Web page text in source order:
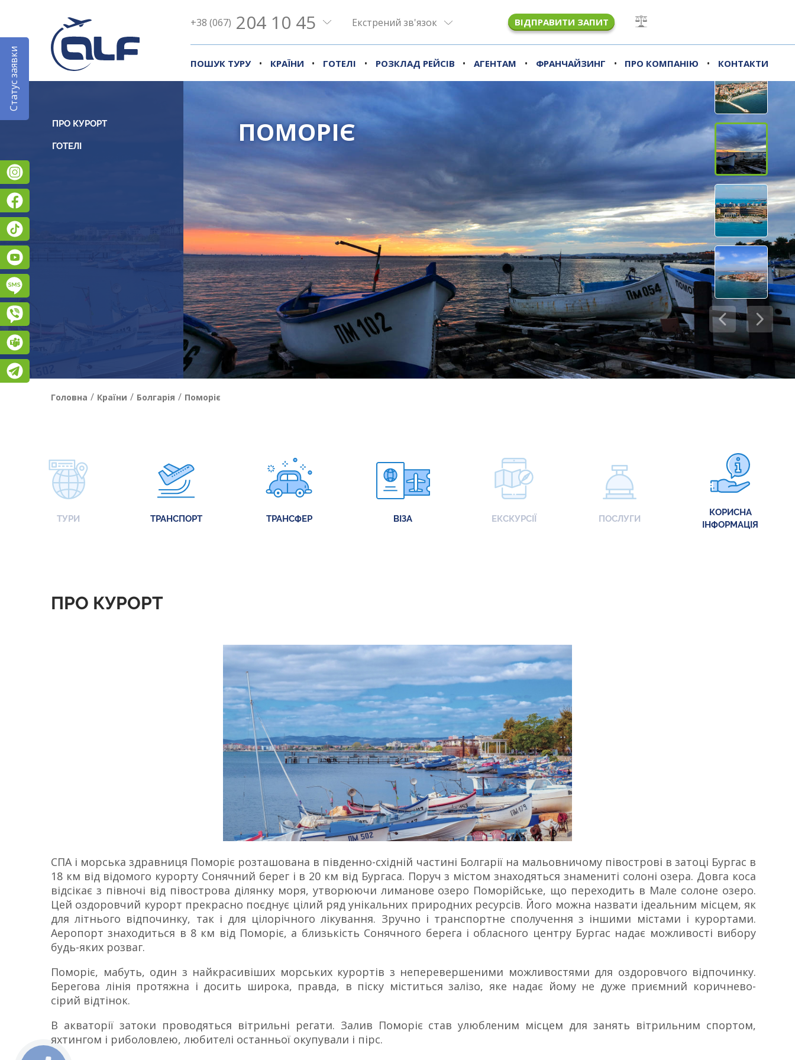
+38 (067) 204 10 45 Екстрений зв'язок ВІДПРАВИТИ ЗАПИТ
ПОШУК ТУРУ • КРАЇНИ • ГОТЕЛІ • РОЗКЛАД РЕЙСІВ • АГЕНТАМ • ФРАНЧАЙЗИНГ • ПРО КОМПАНІЮ • КОНТАКТИ
Статус заявки
ПОМОРІЄ
ПРО КУРОРТ
Головна / Країни / Болгарія / Поморіє
ТУРИ ТРАНСПОРТ ТРАНСФЕР ВІЗА ЕКСКУРСІЇ ПОСЛУГИ
КОРИСНА
ІНФОРМАЦІЯ
ПРО КУРОРТ
СПА і морська здравниця Поморіє розташована в південно-східній частині Болгарії на мальовничому півострові в затоці Бургас в
18 км від відомого курорту Сонячний берег і в 20 км від Бургаса. Поруч з містом знаходяться знамениті солоні озера. Довга коса
відсікає з півночі від півострова ділянку моря, утворюючи лиманове озеро Поморійське, що переходить в Мале солоне озеро.
Цей оздоровчий курорт прекрасно поєднує цілий ряд унікальних природних ресурсів. Його можна назвати ідеальним місцем, як
для літнього відпочинку, так і для цілорічного лікування. Зручно і транспортне сполучення з іншими містами і курортами.
Аеропорт знаходиться в 8 км від Поморіє, а близькість Сонячного берега і обласного центру Бургас надає можливості вибору
будь-яких розваг.
Поморіє, мабуть, один з найкрасивіших морських курортів з неперевершеними можливостями для оздоровчого відпочинку.
Берегова лінія протяжна і досить широка, правда, в піску міститься залізо, яке надає йому не дуже приємний коричнево-
сірий відтінок.
В акваторії затоки проводяться вітрильні регати. Залив Поморіє став улюбленим місцем для занять вітрильним спортом,
яхтингом і риболовлею, любителі останньої окупували і пірс.